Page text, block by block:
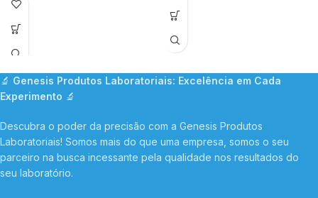
🔬 Genesis Produtos Laboratoriais: Excelência em Cada
Experimento 🔬
Descubra o poder da precisão com a Genesis Produtos
Laboratoriais! Somos mais do que uma empresa, somos o seu
parceiro na busca incessante pela qualidade nos resultados do
seu laboratório.